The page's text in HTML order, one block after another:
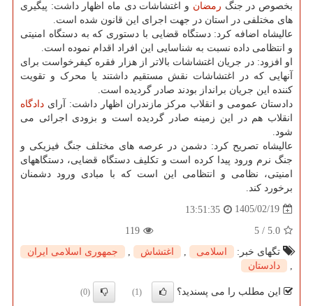
بخصوص در جنگ رمضان و اغتشاشات دی ماه اظهار داشت: پیگیری
های مختلفی در استان در جهت اجرای این قانون شده است.
عالیشاه اضافه کرد: دستگاه قضایی با دستوری که به دستگاه امنیتی
و انتظامی داده نسبت به شناسایی این افراد اقدام نموده است.
او افزود: در جریان اغتشاشات بالاتر از هزار فقره کیفرخواست برای
آنهایی که در اغتشاشات نقش مستقیم داشتند یا محرک و تقویت
کننده این جریان برانداز بودند صادر گردیده است.
دادستان عمومی و انقلاب مرکز مازندران اظهار داشت: آرای دادگاه
انقلاب هم در این زمینه صادر گردیده است و بزودی اجرائی می
شود.
عالیشاه تصریح کرد: دشمن در عرصه های مختلف جنگ فیزیکی و
جنگ نرم ورود پیدا کرده است و تکلیف دستگاه قضایی، دستگاههای
امنیتی، نظامی و انتظامی این است که با مبادی ورود دشمنان
برخورد کند.
1405/02/19
13:51:35
5.0
/
5
119
تگهای خبر:
اسلامی , اغتشاش ,
جمهوری اسلامی ایران
,
دادستان
این مطلب را می پسندید؟ (1)
(0)